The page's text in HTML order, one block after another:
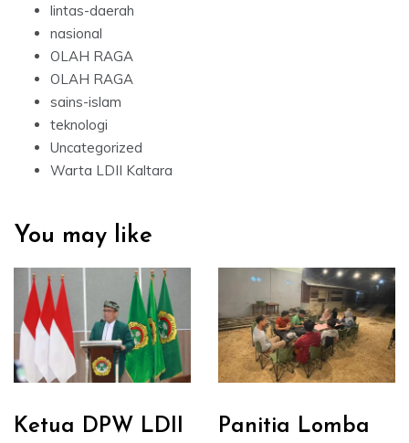
lintas-daerah
nasional
OLAH RAGA
OLAH RAGA
sains-islam
teknologi
Uncategorized
Warta LDII Kaltara
You may like
Ketua DPW LDII
Panitia Lomba